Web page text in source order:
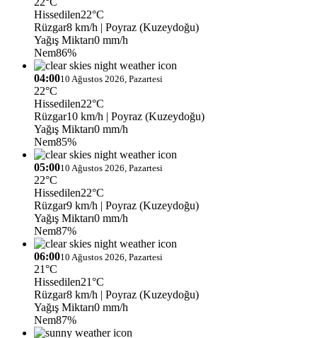
Hissedilen22°C
Rüzgar8 km/h | Poyraz (Kuzeydoğu)
Yağış Miktarı0 mm/h
Nem86%
04:0010 Ağustos 2026, Pazartesi
22°C
Hissedilen22°C
Rüzgar10 km/h | Poyraz (Kuzeydoğu)
Yağış Miktarı0 mm/h
Nem85%
05:0010 Ağustos 2026, Pazartesi
22°C
Hissedilen22°C
Rüzgar9 km/h | Poyraz (Kuzeydoğu)
Yağış Miktarı0 mm/h
Nem87%
06:0010 Ağustos 2026, Pazartesi
21°C
Hissedilen21°C
Rüzgar8 km/h | Poyraz (Kuzeydoğu)
Yağış Miktarı0 mm/h
Nem87%